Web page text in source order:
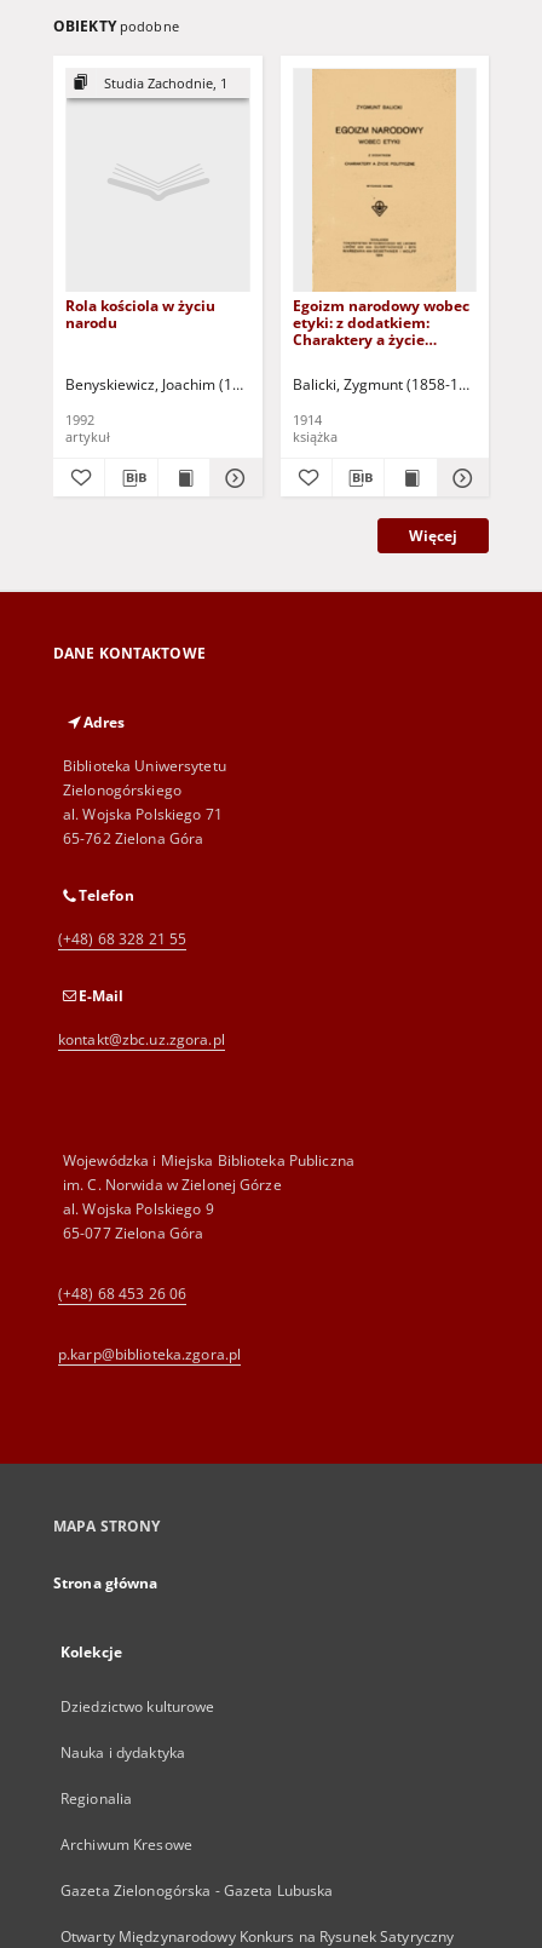
OBIEKTY podobne
Studia Zachodnie, 1
Rola kościola w życiu
narodu
Benyskiewicz, Joachim (1936-2011) Pietrowski, Jerzy Benyskiewicz,
1992
artykuł
Egoizm narodowy wobec
etyki: z dodatkiem:
Charaktery a życie
Balicki, Zygmunt (1858-1916)
1914
książka
Więcej
DANE KONTAKTOWE
Adres
Biblioteka Uniwersytetu
Zielonogórskiego
al. Wojska Polskiego 71
65-762 Zielona Góra
Telefon
(+48) 68 328 21 55
E-Mail
kontakt@zbc.uz.zgora.pl
Wojewódzka i Miejska Biblioteka Publiczna
im. C. Norwida w Zielonej Górze
al. Wojska Polskiego 9
65-077 Zielona Góra
(+48) 68 453 26 06
p.karp@biblioteka.zgora.pl
MAPA STRONY
Strona główna
Kolekcje
Dziedzictwo kulturowe
Nauka i dydaktyka
Regionalia
Archiwum Kresowe
Gazeta Zielonogórska - Gazeta Lubuska
Otwarty Międzynarodowy Konkurs na Rysunek Satyryczny